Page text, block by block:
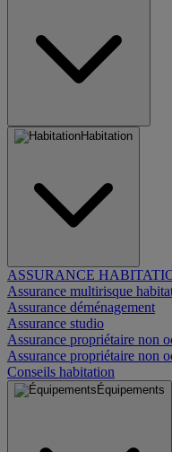
Habitation
ASSURANCE
Assurance multirisque
Assurance déménagement
Assurance studio
Assurance propriétaire non
Assurance propriétaire non
Conseils habitation
Équipements